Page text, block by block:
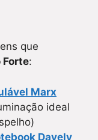
que
Forte:
Marx
ideal
Davely